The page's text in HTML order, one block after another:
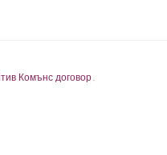
Комънс договор.